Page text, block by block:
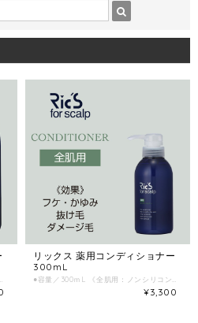
リックス 薬用コンディショナー
300mL
¥3,300